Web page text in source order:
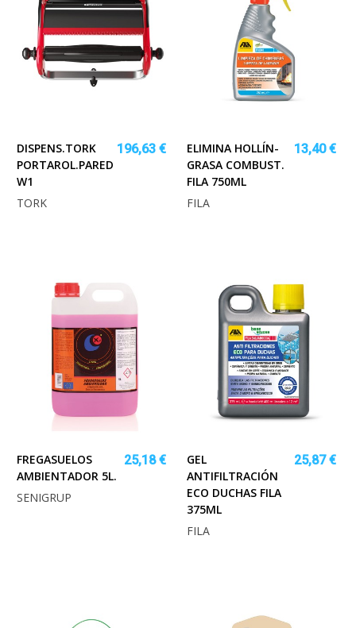
DISPENS.TORK
PORTAROL.PARED
W1
196,63 €
TORK
ELIMINA HOLLÍN-
GRASA COMBUST.
FILA 750ML
13,40 €
FILA
FREGASUELOS
AMBIENTADOR 5L.
25,18 €
SENIGRUP
GEL
ANTIFILTRACIÓN
ECO DUCHAS FILA
375ML
25,87 €
FILA